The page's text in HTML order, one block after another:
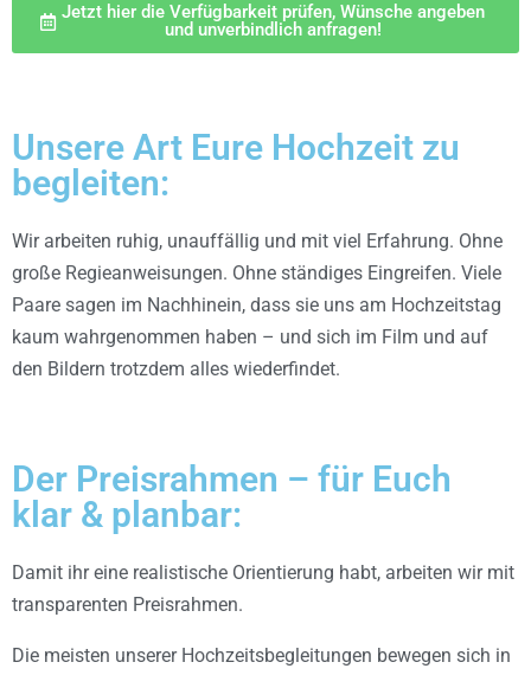
Jetzt hier die Verfügbarkeit prüfen, Wünsche angeben
und unverbindlich anfragen!
Unsere Art Eure Hochzeit zu
begleiten:
Wir arbeiten ruhig, unauffällig und mit viel Erfahrung. Ohne
große Regieanweisungen. Ohne ständiges Eingreifen. Viele
Paare sagen im Nachhinein, dass sie uns am Hochzeitstag
kaum wahrgenommen haben – und sich im Film und auf
den Bildern trotzdem alles wiederfindet.
Der Preisrahmen – für Euch
klar & planbar:
Damit ihr eine realistische Orientierung habt, arbeiten wir mit
transparenten Preisrahmen.
Die meisten unserer Hochzeitsbegleitungen bewegen sich in